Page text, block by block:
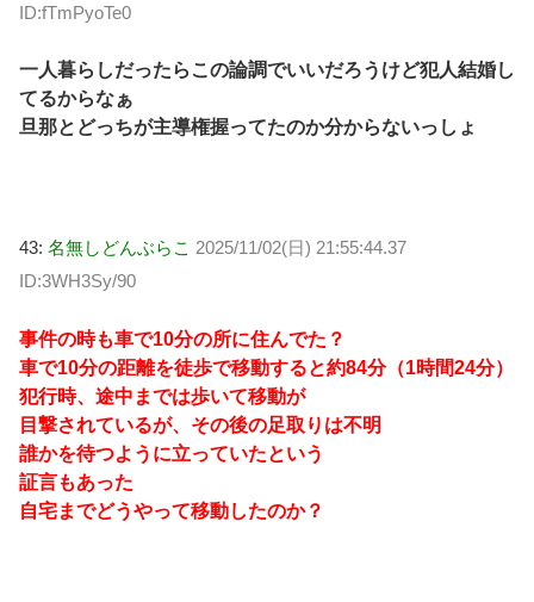
ID:fTmPyoTe0
一人暮らしだったらこの論調でいいだろうけど犯人結婚し
てるからなぁ
旦那とどっちが主導権握ってたのか分からないっしょ
43: 名無しどんぶらこ 2025/11/02(日) 21:55:44.37
ID:3WH3Sy/90
事件の時も車で10分の所に住んでた？
車で10分の距離を徒歩で移動すると約84分（1時間24分）
犯行時、途中までは歩いて移動が
目撃されているが、その後の足取りは不明
誰かを待つように立っていたという
証言もあった
自宅までどうやって移動したのか？